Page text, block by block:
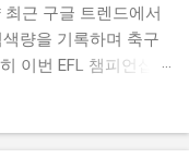
근 구글 트렌드에서
량을 기록하며 축구
이번 EFL 챔피언십